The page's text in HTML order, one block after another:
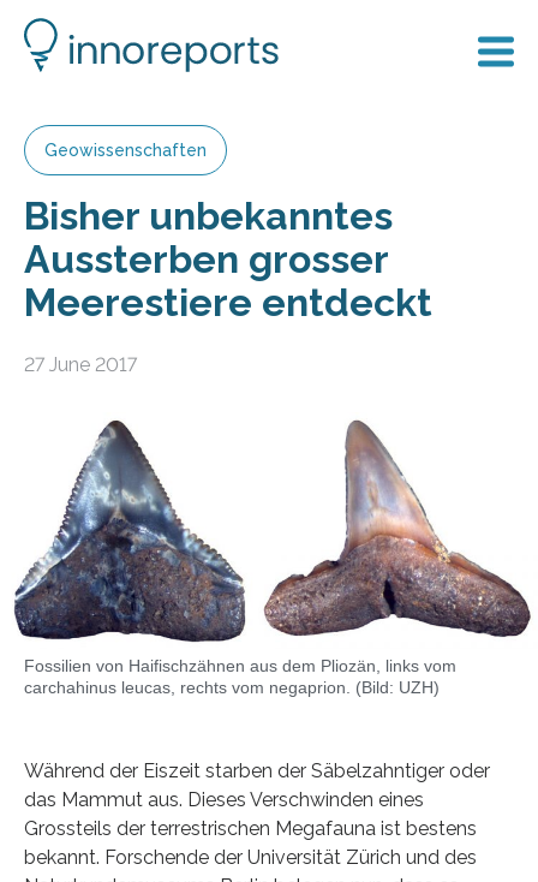
Geowissenschaften
Bisher unbekanntes
Aussterben grosser
Meerestiere entdeckt
27 June 2017
Fossilien von Haifischzähnen aus dem Pliozän, links vom
carchahinus leucas, rechts vom negaprion. (Bild: UZH)
Während der Eiszeit starben der Säbelzahntiger oder
das Mammut aus. Dieses Verschwinden eines
Grossteils der terrestrischen Megafauna ist bestens
bekannt. Forschende der Universität Zürich und des